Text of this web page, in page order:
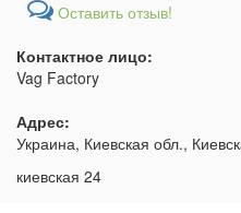
Оставить отзыв!
Контактное лицо:
Vag Factory
Адрес:
Украина, Киевская обл.,
киевская 24